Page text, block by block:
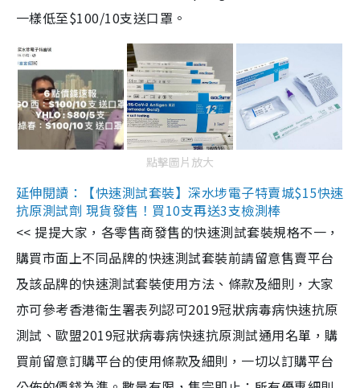
一樣低至$100/10支送口罩。
點擊圖片放大
延伸閱讀：【快速測試套裝】深水埗電子特賣城$15快速
抗原測試劑 現貨發售！買10支再送3支檢測棒
<< 提提大家，各零售商發售的快速測試套裝規格不一，
購買市面上不同品牌的快速測試套裝前請留意售賣平台
及該品牌的快速測試套裝使用方法、條款及細則，大家
亦可參考香港衞生署表列認可2019冠狀病毒病快速抗原
測試、歐盟2019冠狀病毒病快速抗原測試通用名單，購
買前留意訂購平台的使用條款及細則，一切以訂購平台